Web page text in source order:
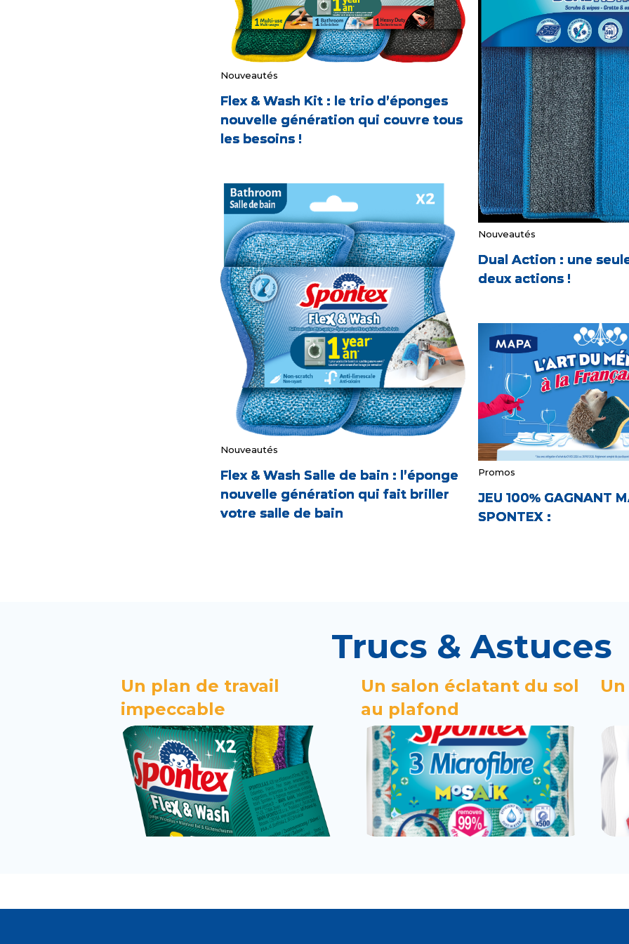
Nouveautés
Flex & Wash Kit : le trio d’éponges
nouvelle génération qui couvre tous
les besoins !
Nouveautés
Flex & Wash Salle de bain : l’éponge
nouvelle génération qui fait briller
votre salle de bain
Nouveautés
Dual Action : une
deux actions !
Promos
JEU 100% GAGNANT
SPONTEX :
Trucs & Astuces
Un plan de travail
impeccable
Un salon éclatant du sol
au plafond